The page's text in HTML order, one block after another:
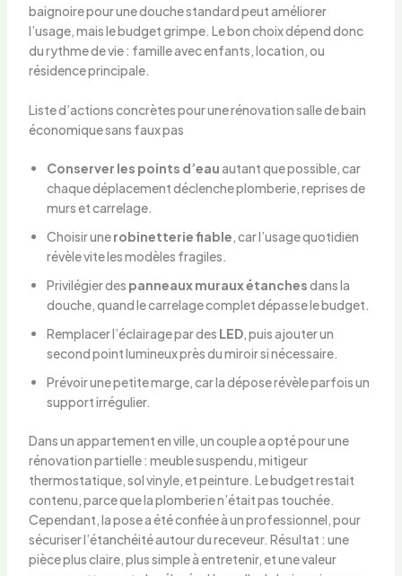
baignoire pour une douche standard peut améliorer
l’usage, mais le budget grimpe. Le bon choix dépend donc
du rythme de vie : famille avec enfants, location, ou
résidence principale.
Liste d’actions concrètes pour une rénovation salle de bain
économique sans faux pas
Conserver les points d’eauautant que possible, car
chaque déplacement déclenche plomberie, reprises de
murs et carrelage.
Choisir unerobinetterie fiable, car l’usage quotidien
révèle vite les modèles fragiles.
Privilégier des panneaux muraux étanchesdans la
douche, quand le carrelage complet dépasse le budget.
Remplacer l’éclairage par des LED, puis ajouter un
second point lumineux près du miroir si nécessaire.
Prévoir une petite marge, car la dépose révèle parfois un
support irrégulier.
Dans un appartement en ville, un couple a opté pour une
rénovation partielle : meuble suspendu, mitigeur
thermostatique, sol vinyle, et peinture. Le budget restait
contenu, parce que la plomberie n’était pas touchée.
Cependant, la pose a été confiée à un professionnel, pour
sécuriser l’étanchéité autour du receveur. Résultat : une
pièce plus claire, plus simple à entretenir, et une valeur